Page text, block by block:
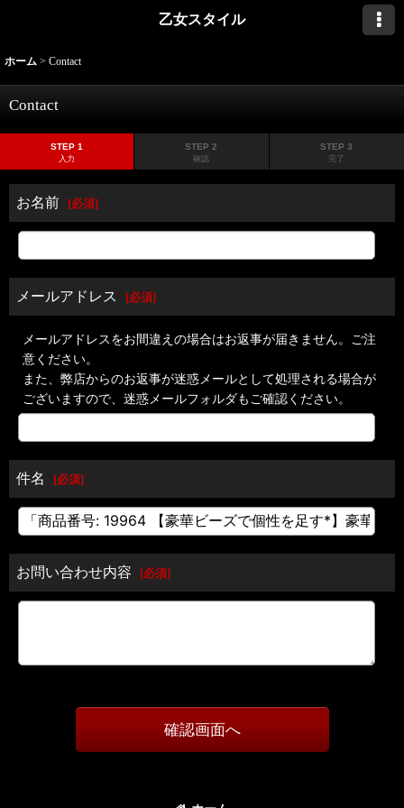
乙女スタイル
ホーム > Contact
Contact
STEP 1
入力
STEP 2
確認
STEP 3
完了
お名前 [必須]
メールアドレス [必須]
メールアドレスをお間違えの場合はお返事が届きません。ご注
意ください。
また、弊店からのお返事が迷惑メールとして処理される場合が
ございますので、迷惑メールフォルダもご確認ください。
件名 [必須]
お問い合わせ内容 [必須]
確認画面へ